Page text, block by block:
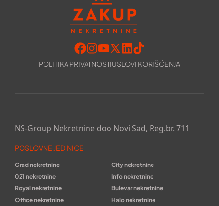
POLITIKA PRIVATNOSTIUSLOVI KORIŠĆENJA
NS-Group Nekretnine doo Novi Sad, Reg.br. 711
POSLOVNE JEDINICE
Grad nekretnine
City nekretnine
021 nekretnine
Info nekretnine
Royal nekretnine
Bulevar nekretnine
Office nekretnine
Halo nekretnine